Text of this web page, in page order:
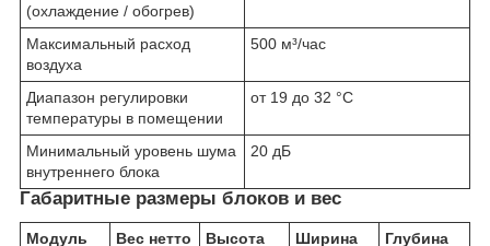
(охлаждение / обогрев)
Максимальный расход
воздуха
500 м³/час
Диапазон регулировки
температуры в помещении
от 19 до 32 °C
Минимальный уровень шума
внутреннего блока
20 дБ
Габаритные размеры блоков и вес
Модуль Вес нетто Высота Ширина Глубина